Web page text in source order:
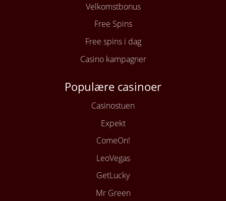
Velkomstbonus
Free Spins
Free spins i dag
Casino kampagner
Populære casinoer
Casinostuen
Expekt
ComeOn!
LeoVegas
GetLucky
Mr Green